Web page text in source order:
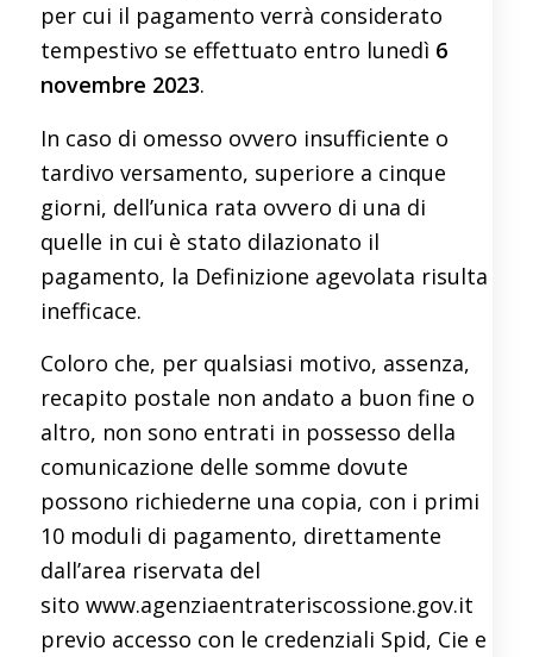
per cui il pagamento verrà considerato
tempestivo se effettuato entro lunedì 6
novembre 2023.
In caso di omesso ovvero insufficiente o
tardivo versamento, superiore a cinque
giorni, dell’unica rata ovvero di una di
quelle in cui è stato dilazionato il
pagamento, la Definizione agevolata risulta
inefficace.
Coloro che, per qualsiasi motivo, assenza,
recapito postale non andato a buon fine o
altro, non sono entrati in possesso della
comunicazione delle somme dovute
possono richiederne una copia, con i primi
10 moduli di pagamento, direttamente
dall’area riservata del
sito www.agenziaentrateriscossione.gov.it
previo accesso con le credenziali Spid, Cie e